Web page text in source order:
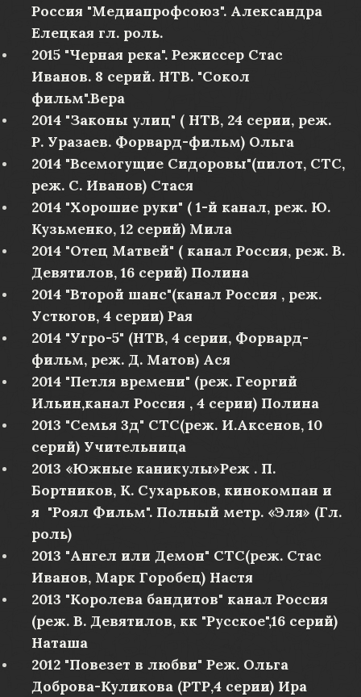
Россия "Медиапрофсоюз". Александра
Елецкая гл. роль.
2015 "Черная река". Режиссер Стас
Иванов. 8 серий. НТВ. "Сокол
фильм".Вера
2014 "Законы улиц" ( НТВ, 24 серии, реж.
Р. Уразаев. Форвард-фильм) Ольга
2014 "Всемогущие Сидоровы"(пилот, СТС,
реж. С. Иванов) Стася
2014 "Хорошие руки" ( 1-й канал, реж. Ю.
Кузьменко, 12 серий) Мила
2014 "Отец Матвей" ( канал Россия, реж. В.
Девятилов, 16 серий) Полина
2014 "Второй шанс"(канал Россия , реж.
Устюгов, 4 серии) Рая
2014 "Угро-5" (НТВ, 4 серии, Форвард-
фильм, реж. Д. Матов) Ася
2014 "Петля времени" (реж. Георгий
Ильин,канал Россия , 4 серии) Полина
2013 "Семья 3д" СТС(реж. И.Аксенов, 10
серий) Учительница
2013 «Южные каникулы»Реж . П.
Бортников, К. Сухарьков, кинокомпан и
я "Роял Фильм". Полный метр. «Эля» (Гл.
роль)
2013 "Ангел или Демон" СТС(реж. Стас
Иванов, Марк Горобец) Настя
2013 "Королева бандитов" канал Россия
(реж. В. Девятилов, кк "Русское",16 серий)
Наташа
2012 "Повезет в любви" Реж. Ольга
Доброва-Куликова (РТР,4 серии) Ира